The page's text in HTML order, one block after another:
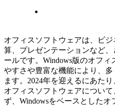
オフィスソフトウェアは、ビ
算、プレゼンテーションなど
ールです。Windows版のオフ
やすさや豊富な機能により、
ます。2024年を迎えるにあた
オフィスソフトウェアについ
ず、Windowsをベースとした